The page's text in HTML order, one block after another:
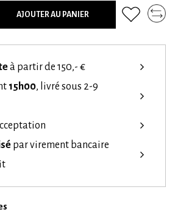
AJOUTER AU PANIER
à partir de 150,- €
15h00, livré sous 2-9
par virement bancaire